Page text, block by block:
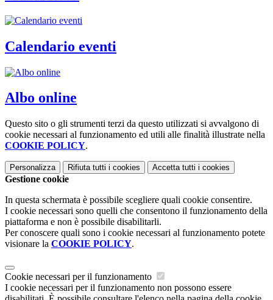
Calendario eventi
Albo online
Questo sito o gli strumenti terzi da questo utilizzati si avvalgono di
cookie necessari al funzionamento ed utili alle finalità illustrate nella
COOKIE POLICY.
Personalizza Rifiuta tutti i cookies Accetta tutti i cookies
Gestione cookie
In questa schermata è possibile scegliere quali cookie consentire.
I cookie necessari sono quelli che consentono il funzionamento della
piattaforma e non è possibile disabilitarli.
Per conoscere quali sono i cookie necessari al funzionamento potete
visionare la COOKIE POLICY.
Cookie necessari per il funzionamento
I cookie necessari per il funzionamento non possono essere